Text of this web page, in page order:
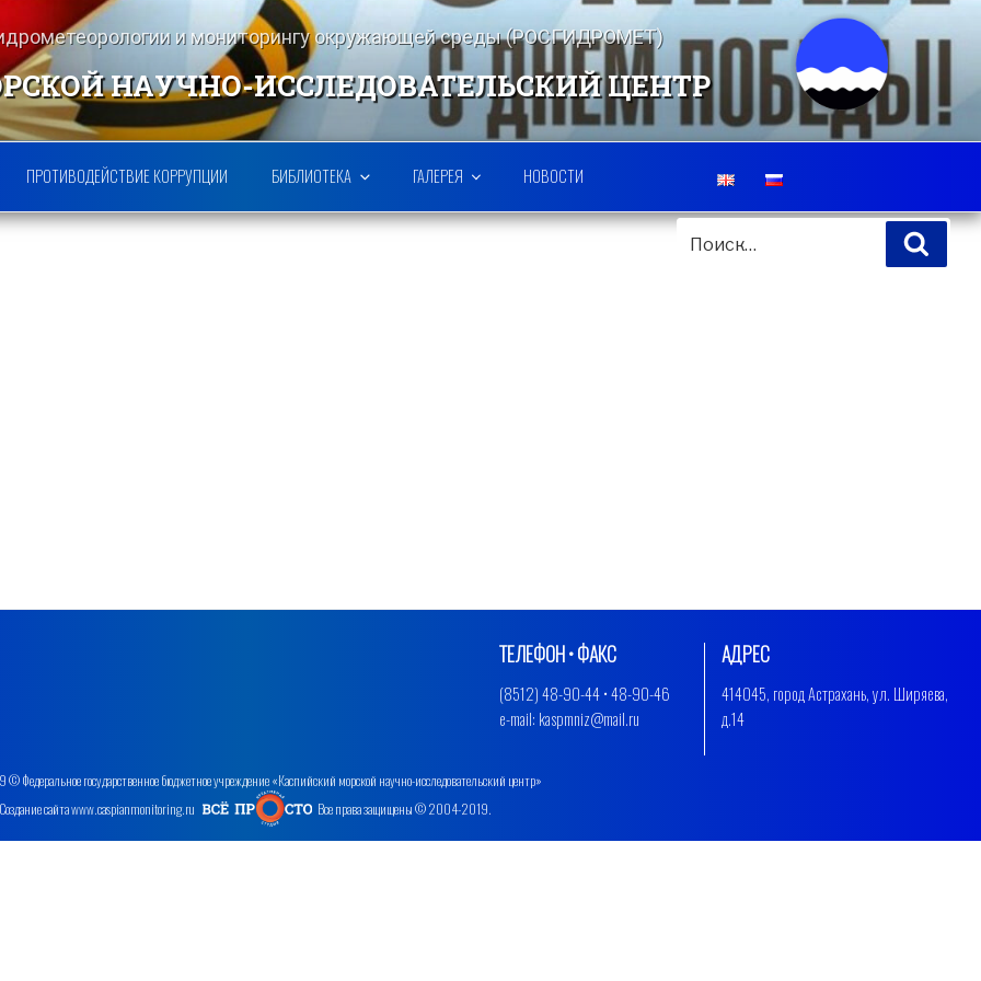
и мониторингу окружающей среды (РОСГИДРОМЕТ)
НАУЧНО-ИССЛЕДОВАТЕЛЬСКИЙ ЦЕНТР
ПРОТИВОДЕЙСТВИЕ КОРРУПЦИИ БИБЛИОТЕКА ГАЛЕРЕЯ НОВОСТИ
ИСКАТЬ:
АДРЕС
414045, город Астрахань, ул. Ширяева,
д.14
ТЕЛЕФОН • ФАКС
(8512) 48-90-44 • 48-90-46
e-mail: kaspmniz@mail.ru
Федеральное государственное бюджетное учреждение «Каспийский морской научно-исследовательский центр»
Создание сайта www.caspianmonitoring.ru
Все права защищены © 2004-2019.